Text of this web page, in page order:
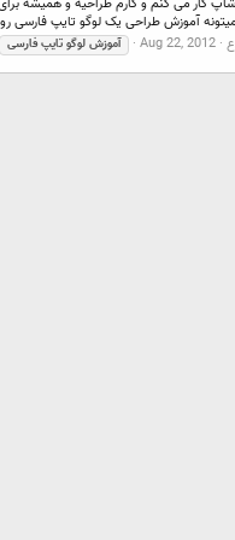
کار می کنم و کارم طراحیه و همیشه
آموزش طراحی یک لوگو تایپ فارسی رو
Aug 22, 2012 آموزش لوگو تایپ فارسی